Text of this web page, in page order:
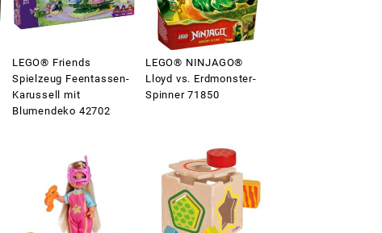
LEGO® Friends
Spielzeug Feentassen-
Karussell mit
Blumendeko 42702
LEGO® NINJAGO®
Lloyd vs. Erdmonster-
Spinner 71850